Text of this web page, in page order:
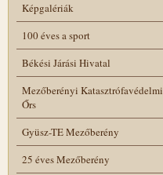
Képgalériák
100 éves a sport
Békési Járási Hivatal
Mezőberényi Katasztrófavédelmi
Őrs
Gyüsz-TE Mezőberény
25 éves Mezőberény